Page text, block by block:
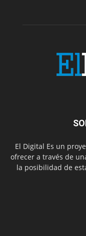
El Digital Es un
ofrecer a través de
la posibilidad de